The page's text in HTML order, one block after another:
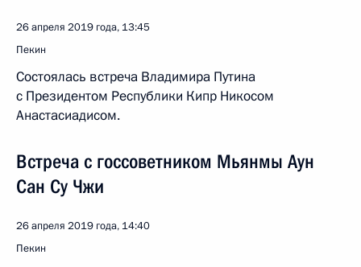
26 апреля 2019 года, 13:45
Пекин
Состоялась встреча Владимира Путина
с Президентом Республики Кипр Никосом
Анастасиадисом.
Встреча с госсоветником Мьянмы Аун
Сан Су Чжи
26 апреля 2019 года, 14:40
Пекин